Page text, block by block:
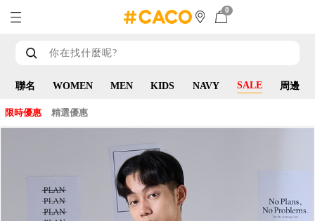
0
聯名 WOMEN MEN KIDS NAVY SALE 周邊
限時優惠 精選優惠